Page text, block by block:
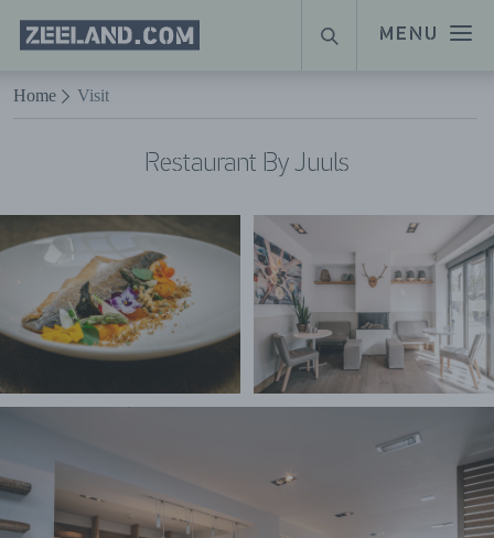
Naar hoofdinhoud
MENU
Homepage
Zeeland.com
SUCHE
Home Visit
Restaurant By Juuls